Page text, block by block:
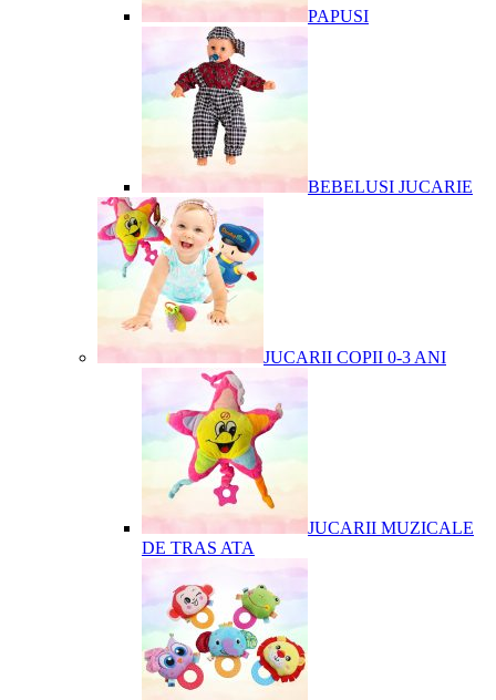
PAPUSI
BEBELUSI JUCARIE
JUCARII COPII 0-3 ANI
JUCARII MUZICALE
DE TRAS ATA